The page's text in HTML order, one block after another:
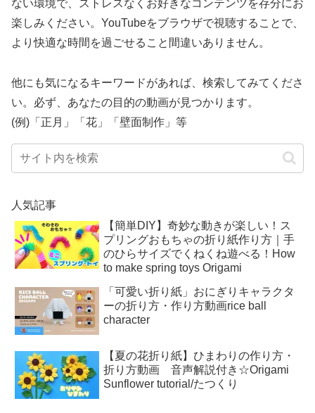
ない環境で、ストレスなくお好きなコンテンツを存分にお
楽しみください。YouTubeをブラウザで視聴することで、
より快適な時間を過ごせること間違いありません。
他にも気になるキーワードがあれば、検索してみてくださ
い。必ず、あなたの目的の動画が見つかります。
(例)「正月」「花」「壁面制作」等
人気記事
【簡単DIY】奇妙な動きが楽しい！ス
プリングおもちゃの折り紙作り方｜手
のひらサイズでくねくね遊べる！How
to make spring toys Origami
「可愛い折り紙」おにぎりキャラクタ
ーの折り方・作り方動画rice ball
character
【夏の花折り紙】ひまわりの作り方・
折り方動画 音声解説付き☆Origami
Sunflower tutorial/たつくり